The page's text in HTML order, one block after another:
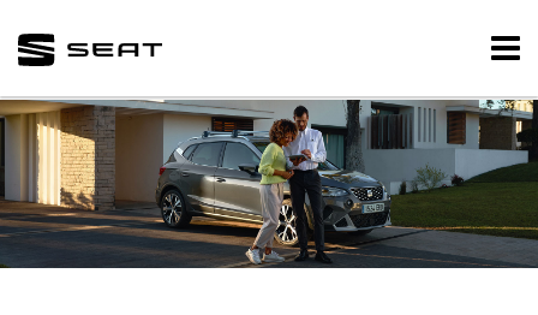
NYE BILER
VÆRKSTED